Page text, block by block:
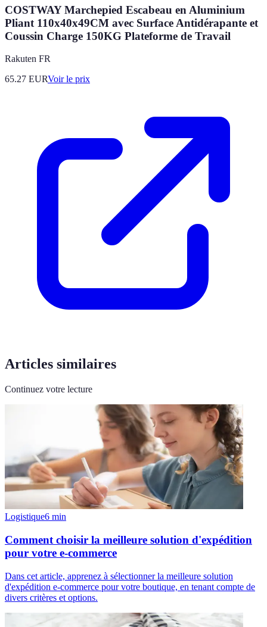
COSTWAY Marchepied Escabeau en Aluminium
Pliant 110x40x49CM avec Surface Antidérapante et
Coussin Charge 150KG Plateforme de Travail
Rakuten FR
65.27 EURVoir le prix
Articles similaires
Continuez votre lecture
Logistique6 min
Comment choisir la meilleure solution d'expédition
pour votre e-commerce
Dans cet article, apprenez à sélectionner la meilleure solution
d'expédition e-commerce pour votre boutique, en tenant compte de
divers critères et options.